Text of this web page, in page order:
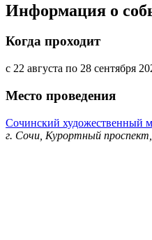
Информация о
Когда проходит
с 22 августа по 28 сентября
Место проведения
Сочинский художественный
г. Сочи, Курортный